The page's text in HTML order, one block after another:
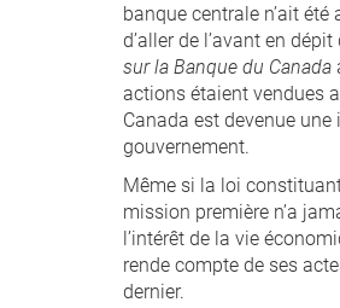
banque centrale n’ait
d’aller de l’avant en
sur la Banque du Canada
actions étaient vendues
Canada est devenue
gouvernement.
Même si la loi
mission première n’a
l’intérêt de la vie
rende compte de ses
dernier.